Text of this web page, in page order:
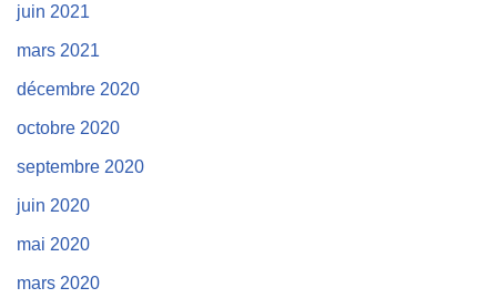
juin 2021
mars 2021
décembre 2020
octobre 2020
septembre 2020
juin 2020
mai 2020
mars 2020